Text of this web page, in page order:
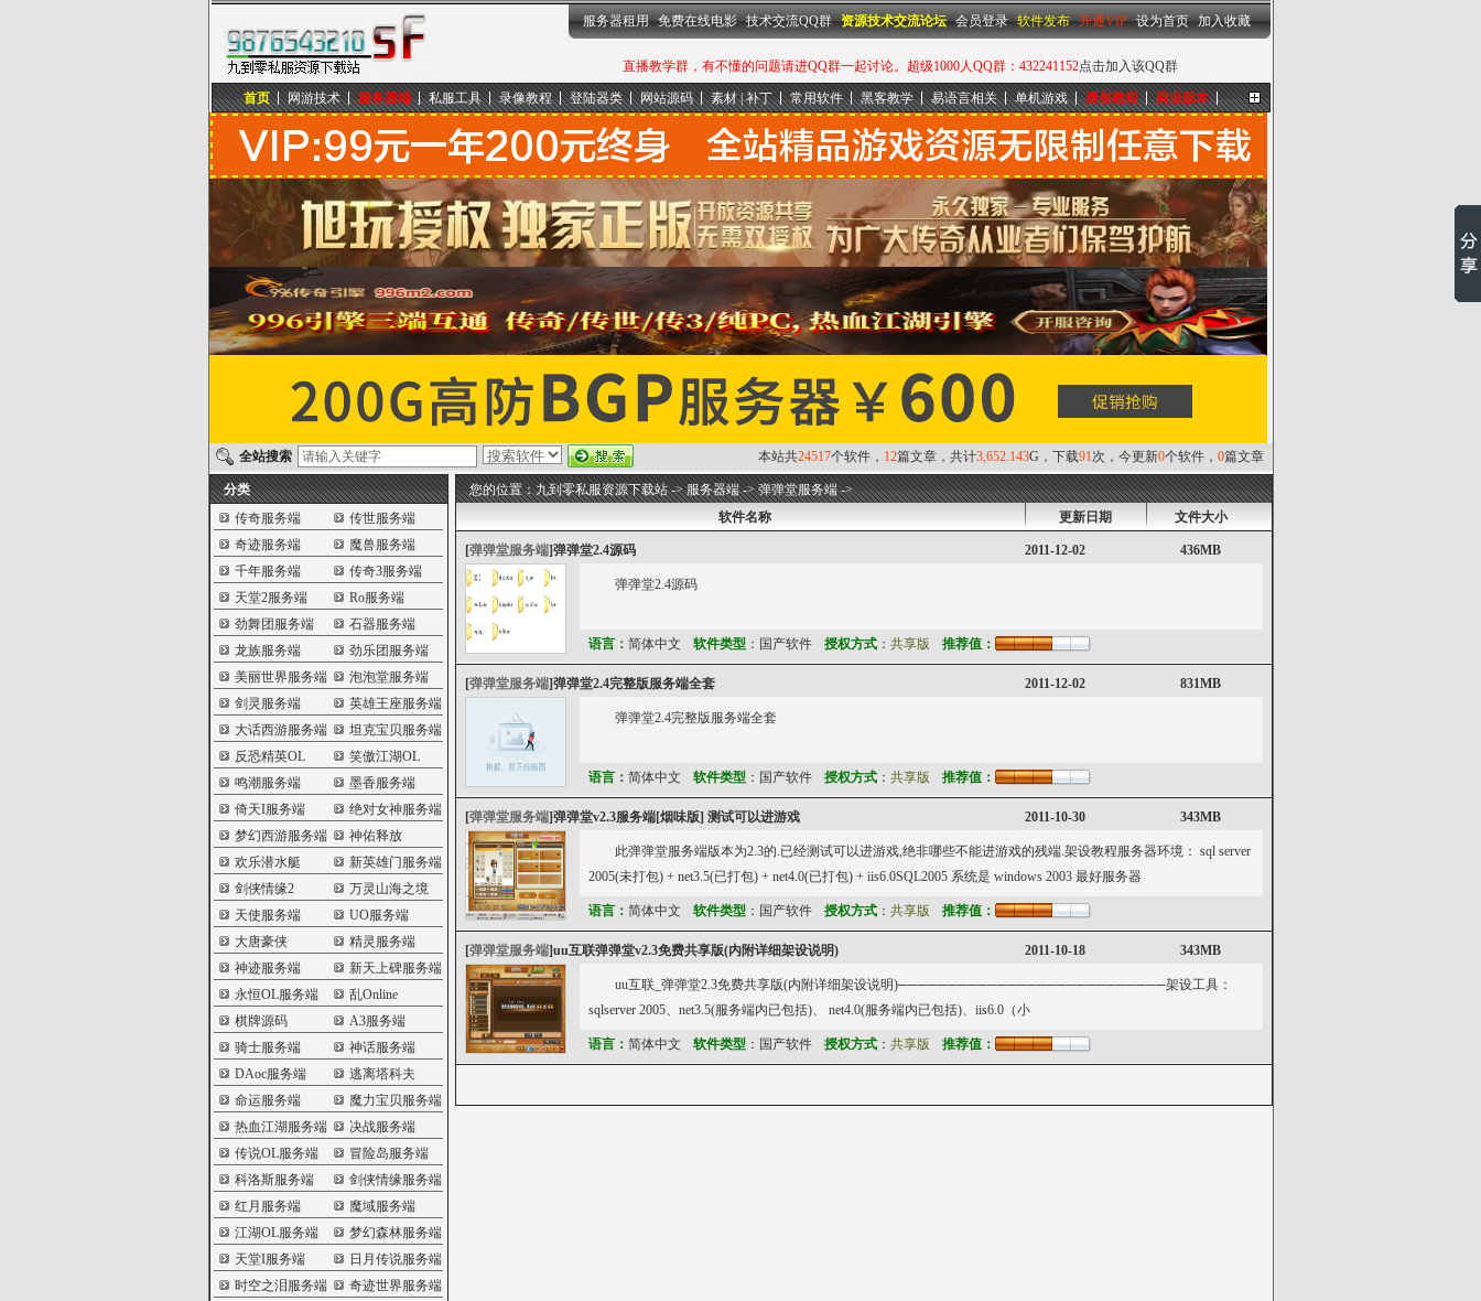
九到零私服资源下载站
设为首页|加入收藏
直播教学群，有不懂的问题请进QQ群一起讨论。超级1000人QQ群：432241152点击加入该QQ群
服务器租用 免费在线电影 技术交流QQ群 资源技术交流论坛 会员登录 软件发布 开通VIP 设为首页 加入收藏
更多...
首页 网游技术 服务器端 私服工具 录像教程 登陆器类 网站源码 素材 | 补丁 常用软件 黑客教学 易语言相关 单机游戏 原创教程 商业版本
本站共24517个软件， 12篇文章，共计3,652.143G，下载91次，今更新0个软件， 0篇文章
全站搜索
分类
传奇服务端
传世服务端
奇迹服务端
魔兽服务端
千年服务端
传奇3服务端
天堂2服务端
Ro服务端
劲舞团服务端
石器服务端
龙族服务端
劲乐团服务端
美丽世界服务端
泡泡堂服务端
剑灵服务端
英雄王座服务端
大话西游服务端
坦克宝贝服务端
反恐精英OL
笑傲江湖OL
鸣潮服务端
墨香服务端
倚天I服务端
绝对女神服务端
梦幻西游服务端
神佑释放
欢乐潜水艇
新英雄门服务端
剑侠情缘2
万灵山海之境
天使服务端
UO服务端
大唐豪侠
精灵服务端
神迹服务端
新天上碑服务端
永恒OL服务端
乱Online
棋牌源码
A3服务端
骑士服务端
神话服务端
DAoc服务端
逃离塔科夫
命运服务端
魔力宝贝服务端
热血江湖服务端
决战服务端
传说OL服务端
冒险岛服务端
科洛斯服务端
剑侠情缘服务端
红月服务端
魔域服务端
江湖OL服务端
梦幻森林服务端
天堂I服务端
日月传说服务端
时空之泪服务端
奇迹世界服务端
您的位置：九到零私服资源下载站->服务器端->弹弹堂服务端->
软件名称
更新日期 文件大小
[弹弹堂服务端]弹弹堂2.4源码 2011-12-02 436MB
弹弹堂2.4源码
语言： 简体中文 软件类型：国产软件 授权方式： 共享版 推荐值：
[弹弹堂服务端]弹弹堂2.4完整版服务端全套 2011-12-02 831MB
弹弹堂2.4完整版服务端全套
语言： 简体中文 软件类型：国产软件 授权方式： 共享版 推荐值：
[弹弹堂服务端]弹弹堂v2.3服务端[烟味版] 测试可以进游戏 2011-10-30 343MB
此弹弹堂服务端版本为2.3的.已经测试可以进游戏,绝非哪些不能进游戏的残端.架设教程服务器环境： sql server
2005(未打包) + net3.5(已打包) + net4.0(已打包) + iis6.0SQL2005 系统是 windows 2003 最好服务器
语言： 简体中文 软件类型：国产软件 授权方式： 共享版 推荐值：
[弹弹堂服务端]uu互联弹弹堂v2.3免费共享版(内附详细架设说明) 2011-10-18 343MB
uu互联_弹弹堂2.3免费共享版(内附详细架设说明)───────────────────────────架设工具：
sqlserver 2005、net3.5(服务端内已包括)、 net4.0(服务端内已包括)、iis6.0（小
语言： 简体中文 软件类型：国产软件 授权方式： 共享版 推荐值：